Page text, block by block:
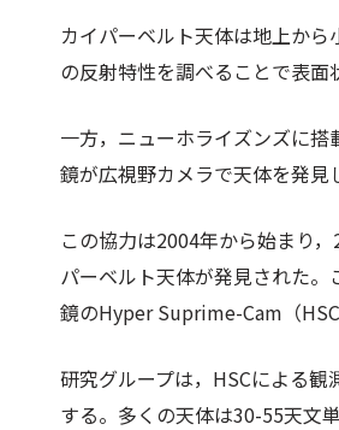
カイパーベルト天体は地上か
の反射特性を調べることで表面
一方，ニューホライズンズに
鏡が広視野カメラで天体を発見
この協力は2004年から始まり
パーベルト天体が発見された
鏡のHyper Suprime-Cam（
研究グループは，HSCによる
する。多くの天体は30-55天文